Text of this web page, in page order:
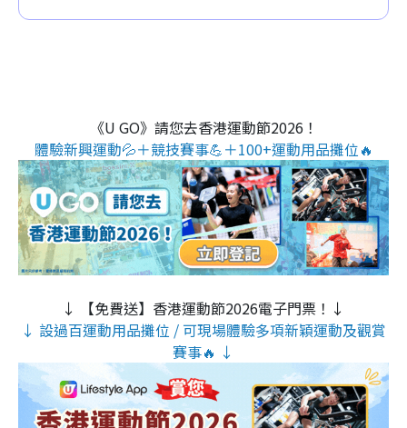
《U GO》請您去香港運動節2026！
體驗新興運動💦＋競技賽事💪＋100+運動用品攤位🔥
↓ 【免費送】香港運動節2026電子門票！↓
↓ 設過百運動用品攤位 / 可現場體驗多項新穎運動及觀賞
賽事🔥 ↓